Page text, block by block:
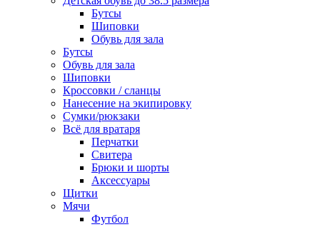
Бутсы
Шиповки
Обувь для зала
Бутсы
Обувь для зала
Шиповки
Кроссовки / сланцы
Нанесение на экипировку
Сумки/рюкзаки
Всё для вратаря
Перчатки
Cвитера
Брюки и шорты
Аксессуары
Щитки
Мячи
Футбол